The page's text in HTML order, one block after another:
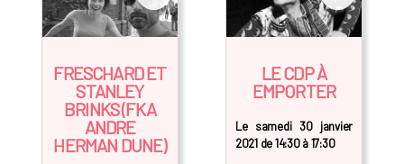
FRESCHARD ET
STANLEY
BRINKS (FKA
ANDRE
HERMAN DUNE)
LE CDP À
EMPORTER
Le samedi 30 janvier
2021 de 14:30 à 17:30